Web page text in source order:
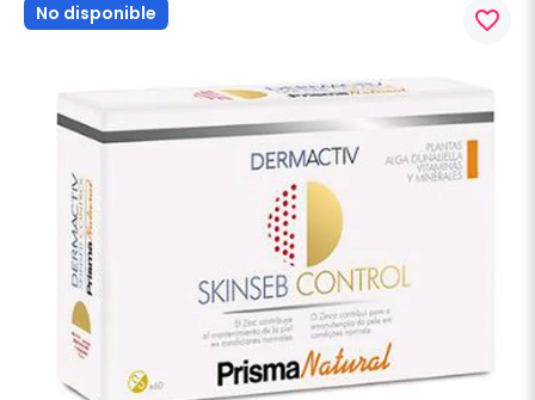
No disponible favorite_border